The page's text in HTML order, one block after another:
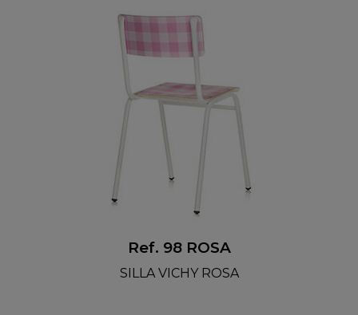
Ref. 98 ROSA
SILLA VICHY ROSA